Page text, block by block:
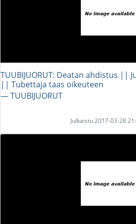
TUUBIJUORUT: Deatan ahdistus ||
|| Tubettaja taas oikeuteen
― TUUBIJUORUT
Julkaistu 2017-03-28